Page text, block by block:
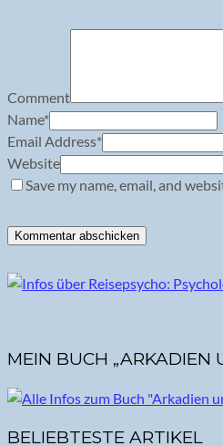
Comment
Name*
Email Address*
Website
Save my name, email, and
MEIN BUCH „ARKADIEN
BELIEBTESTE ARTIKEL